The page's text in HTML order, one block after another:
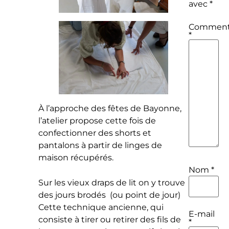
À l’approche des fêtes de Bayonne,
l’atelier propose cette fois de
confectionner des shorts et
pantalons à partir de linges de
maison récupérés.
Sur les vieux draps de lit on y trouve
des jours brodés (ou point de jour)
Cette technique ancienne, qui
consiste à tirer ou retirer des fils de
avec *
*
Nom *
E-mail
*